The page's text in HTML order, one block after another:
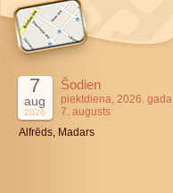
7
aug
2026
Šodien
piektdiena, 2026. gada
7. augusts
Alfrēds, Madars